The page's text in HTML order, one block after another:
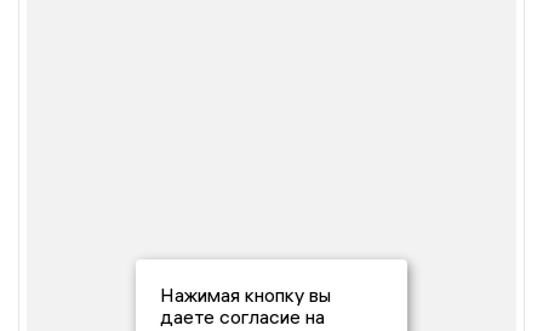
Нажимая кнопку вы
даете согласие на